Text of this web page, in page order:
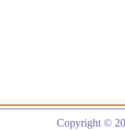
Copyright ©